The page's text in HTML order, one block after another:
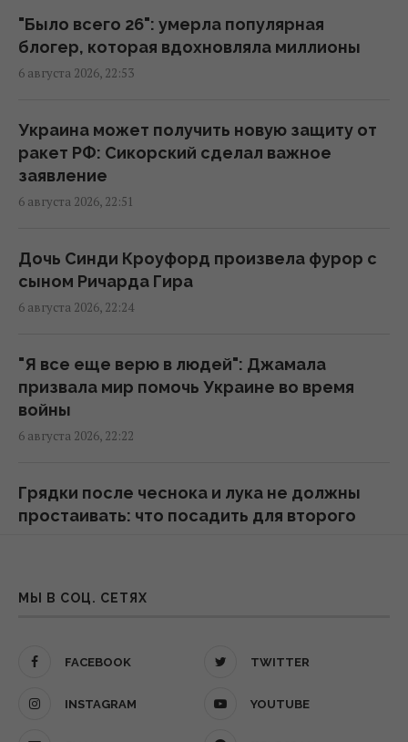
Миф развенчан: сколько на самом деле
могут работать ядерные реакторы
Такое оружие есть только у нескольких
стран: Зеленский о создании украинской
баллистики
"Динамо" одержало важную победу в
квалификации Лиги конференций
Анчоусы или сардины: какая рыба
полезнее
21:47 четверг, 06 августа 2026
В Украину может поступить
противодроновая ракета CM-70 из Канады,
единственный реальный вариант
"Было всего 26": умерла популярная
блогер, которая вдохновляла миллионы
6 августа 2026, 22:53
Украина может получить новую защиту от
ракет РФ: Сикорский сделал важное
заявление
6 августа 2026, 22:51
Дочь Синди Кроуфорд произвела фурор с
сыном Ричарда Гира
6 августа 2026, 22:24
"Я все еще верю в людей": Джамала
призвала мир помочь Украине во время
войны
6 августа 2026, 22:22
Грядки после чеснока и лука не должны
простаивать: что посадить для второго
6 августа 2026, 21:47
МЫ В СОЦ. СЕТЯХ
FACEBOOK TWITTER
INSTAGRAM YOUTUBE